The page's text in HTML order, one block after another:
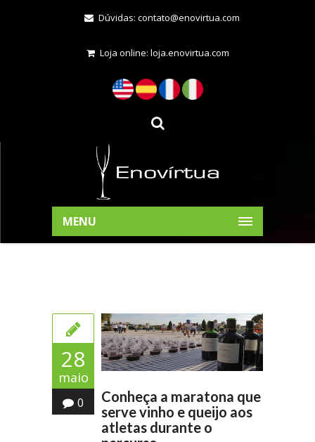
Dúvidas: contato@enovirtua.com
Loja online: loja.enovirtua.com
MENU
28
maio
0
Conheça a maratona que
serve vinho e queijo aos
atletas durante o